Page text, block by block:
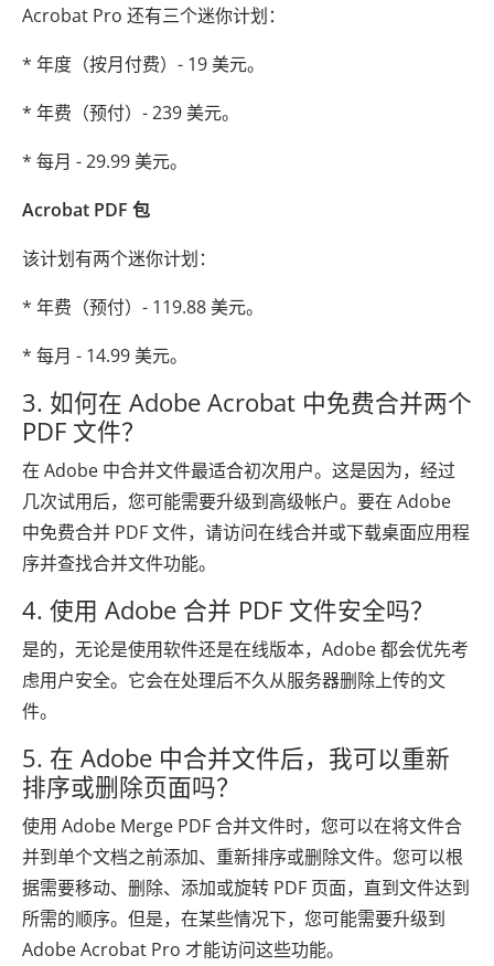
Acrobat Pro 还有三个迷你计划：
* 年度（按月付费）- 19 美元。
* 年费（预付）- 239 美元。
* 每月 - 29.99 美元。
Acrobat PDF 包
该计划有两个迷你计划：
* 年费（预付）- 119.88 美元。
* 每月 - 14.99 美元。
3. 如何在 Adob​​e Acrobat 中免费合并两个
PDF 文件？
在 Adob​​e 中合并文件最适合初次用户。这是因为，经过
几次试用后，您可能需要升级到高级帐户。要在 Adob​​e
中免费合并 PDF 文件，请访问在线合并或下载桌面应用程
序并查找合并文件功能。
4. 使用 Adob​​e 合并 PDF 文件安全吗？
是的，无论是使用软件还是在线版本，Adobe 都会优先考
虑用户安全。它会在处理后不久从服务器删除上传的文
件。
5. 在 Adob​​e 中合并文件后，我可以重新
排序或删除页面吗？
使用 Adob​​e Merge PDF 合并文件时，您可以在将文件合
并到单个文档之前添加、重新排序或删除文件。您可以根
据需要移动、删除、添加或旋转 PDF 页面，直到文件达到
所需的顺序。但是，在某些情况下，您可能需要升级到
Adob​​e Acrobat Pro 才能访问这些功能。